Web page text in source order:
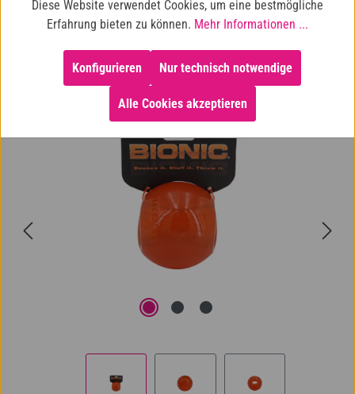
Hund Welpen Für große Rassen
Diese Website verwendet Cookies, um eine bestmögliche
Erfahrung bieten zu können. Mehr Informationen ...
Konfigurieren
Alle Cookies akzeptieren
Nur technisch notwendige